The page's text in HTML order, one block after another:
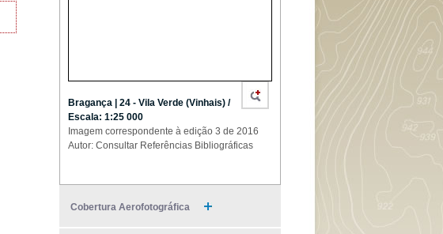
Bragança | 24 - Vila Verde (Vinhais) /
Escala: 1:25 000
Imagem correspondente à edição 3 de 2016
Autor: Consultar Referências Bibliográficas
Cobertura Aerofotográfica